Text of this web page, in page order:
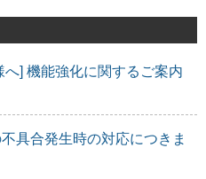
] 機能強化に関するご案内
具合発生時の対応につきま